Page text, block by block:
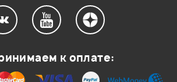
к оплате: